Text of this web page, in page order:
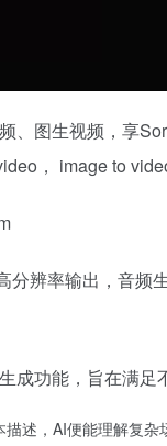
、图生视频，享
， image to
辨率输出，音频
功能，旨在满足
述，AI便能理解复杂